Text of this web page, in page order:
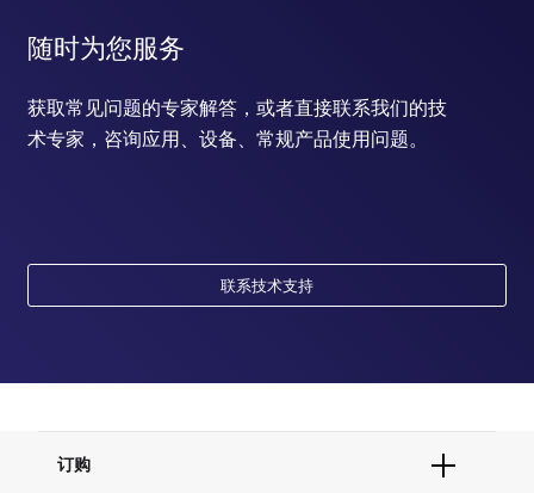
随时为您服务
获取常见问题的专家解答，或者直接联系我们的技
术专家，咨询应用、设备、常规产品使用问题。
联系技术支持
订购